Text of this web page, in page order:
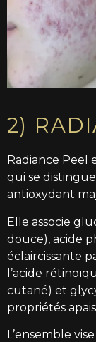
2)
Radiance Peel
qui se
antioxydant
Elle associe
douce), acide
éclaircissante
l’acide
cutané) et
propriétés
L’ensemble